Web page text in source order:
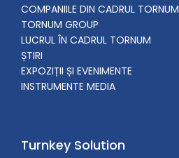
COMPANIILE DIN CADRUL TORNUM
TORNUM GROUP
LUCRUL ÎN CADRUL TORNUM
ȘTIRI
EXPOZIȚII ȘI EVENIMENTE
INSTRUMENTE MEDIA
Turnkey Solution